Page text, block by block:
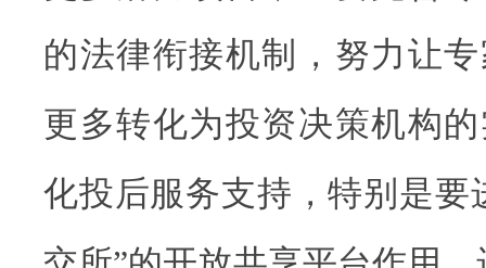
的法律衔接机制，努力让
更多转化为投资决策机构
化投后服务支持，特别是要